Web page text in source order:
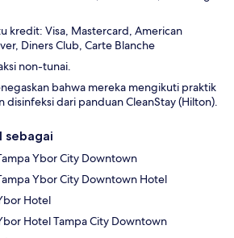
kredit: Visa, Mastercard, American
Diners Club, Carte Blanche
non-tunai.
bahwa mereka mengikuti praktik
disinfeksi dari panduan CleanStay (Hilton).
sebagai
Ybor City Downtown
Ybor City Downtown Hotel
Hotel
Hotel Tampa City Downtown